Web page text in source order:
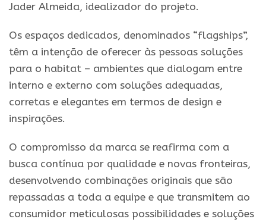
Jader Almeida, idealizador do projeto.
Os espaços dedicados, denominados “flagships”,
têm a intenção de oferecer às pessoas soluções
para o habitat – ambientes que dialogam entre
interno e externo com soluções adequadas,
corretas e elegantes em termos de design e
inspirações.
O compromisso da marca se reafirma com a
busca contínua por qualidade e novas fronteiras,
desenvolvendo combinações originais que são
repassadas a toda a equipe e que transmitem ao
consumidor meticulosas possibilidades e soluções